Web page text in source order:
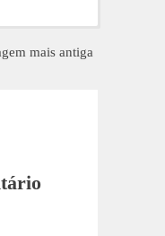
mais antiga